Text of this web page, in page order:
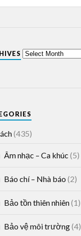
(435)
Âm nhạc – Ca khúc (5)
Báo chí – Nhà báo (2)
Bảo tồn thiên nhiên(1)
Bảo vệ môi trường(4)